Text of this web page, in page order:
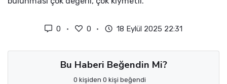
0 0 18 Eylül 2025 22:31
Bu Haberi Beğendin Mi?
0 kişiden 0 kişi beğendi